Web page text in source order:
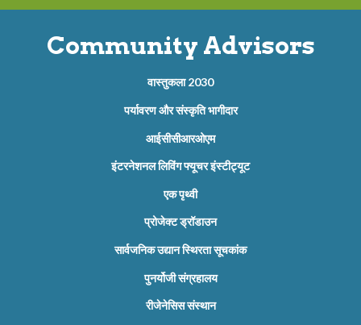
Community Advisors
वास्तुकला 2030
पर्यावरण और संस्कृति भागीदार
आईसीसीआरओएम
इंटरनेशनल लिविंग फ्यूचर इंस्टीट्यूट
एक पृथ्वी
प्रोजेक्ट ड्रॉडाउन
सार्वजनिक उद्यान स्थिरता सूचकांक
पुनर्योजी संग्रहालय
रीजेनेसिस संस्थान